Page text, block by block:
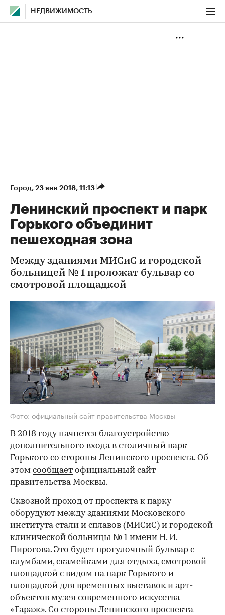
НЕДВИЖИМОСТЬ
Город⁠, 23 янв 2018, 11:13
Ленинский проспект и парк
Горького объединит
пешеходная зона
Между зданиями МИСиС и городской
больницей № 1 проложат бульвар со
смотровой площадкой
Фото: официальный сайт правительства Москвы
В 2018 году начнется благоустройство
дополнительного входа в столичный парк
Горького со стороны Ленинского проспекта. Об
этом сообщает официальный сайт
правительства Москвы.
Сквозной проход от проспекта к парку
оборудуют между зданиями Московского
института стали и сплавов (МИСиС) и городской
клинической больницы № 1 имени Н. И.
Пирогова. Это будет прогулочный бульвар с
клумбами, скамейками для отдыха, смотровой
площадкой с видом на парк Горького и
площадкой для временных выставок и арт-
объектов музея современного искусства
«Гараж». Со стороны Ленинского проспекта